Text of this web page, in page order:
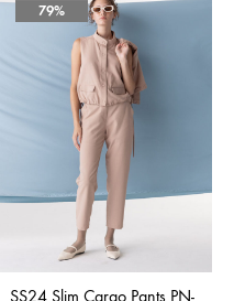
79%
SS24 Slim Cargo Pants PN-